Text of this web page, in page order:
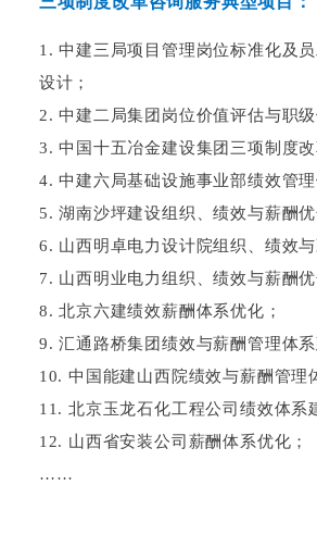
1 .中建三局项目管理岗位标准化及
设计；
2.中建二局集团岗位价值评估与职级
3.中国十五冶金建设集团三项制度改
4.中建六局基础设施事业部绩效管理
5.湖南沙坪建设组织、绩效与薪酬优
6. 山西明卓电力设计院组织、绩效与
7. 山西明业电力组织、绩效与薪酬优
8.北京六建绩效薪酬体系优化；
9.汇通路桥集团绩效与薪酬管理体系
10.中国能建山西院绩效与薪酬管理
11 .北京玉龙石化工程公司绩效体系
12. 山西省安装公司薪酬体系优化；
……